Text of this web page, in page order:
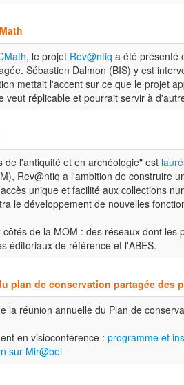
, le projet Rev@ntiq a été présenté
Sébastien Dalmon (BIS) y est
mettait l'accent sur ce que le projet
réplicable et pourrait servir à
de l'antiquité et en archéologie" est
Rev@ntiq a l'ambition de construire
unique et facilité aux collections
le développement de nouvelles
de la MOM : des réseaux dont
éditoriaux de référence et l'ABES.
plan de conservation partagée des
la réunion annuelle du Plan de
en visioconférence : programme et
sur Mir@bel